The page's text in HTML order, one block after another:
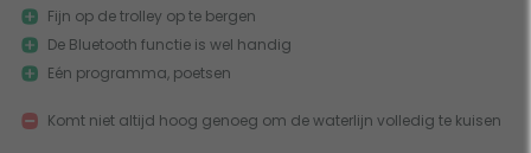
Fijn op de trolley op te bergen
De Bluetooth functie is wel handig
Eén programma, poetsen
Komt niet altijd hoog genoeg om de waterlijn volledig te kuisen